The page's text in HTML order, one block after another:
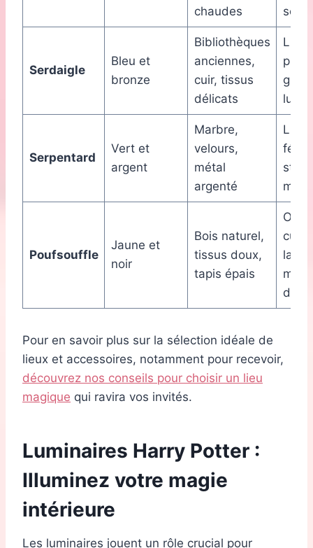
chaudes
Serdaigle
Bleu et
bronze
Bibliothèques
anciennes,
cuir, tissus
délicats
Serpentard
Vert et
argent
Marbre,
velours,
métal
argenté
Poufsouffle
Jaune et
noir
Bois naturel,
tissus doux,
tapis épais
cuite,
Pour en savoir plus sur la sélection idéale de
lieux et accessoires, notamment pour recevoir,
découvrez nos conseils pour choisir un lieu
magique qui ravira vos invités.
Luminaires Harry Potter :
Illuminez votre magie
intérieure
Les luminaires jouent un rôle crucial pour